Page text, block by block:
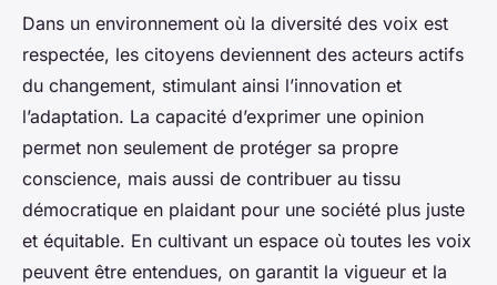
Dans un environnement où la diversité des voix est
respectée, les citoyens deviennent des acteurs actifs
du changement, stimulant ainsi l’innovation et
l’adaptation. La capacité d’exprimer une opinion
permet non seulement de protéger sa propre
conscience, mais aussi de contribuer au tissu
démocratique en plaidant pour une société plus juste
et équitable. En cultivant un espace où toutes les voix
peuvent être entendues, on garantit la vigueur et la